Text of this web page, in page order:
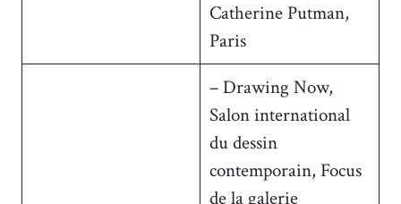
Catherine Putman,
Paris
– Drawing Now,
Salon international
du dessin
contemporain, Focus
de la galerie